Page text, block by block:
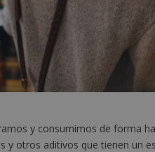
y consumimos de forma
y otros aditivos que tienen un